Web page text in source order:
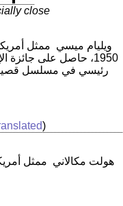
close
رئيسي في مسلسل قصير
)